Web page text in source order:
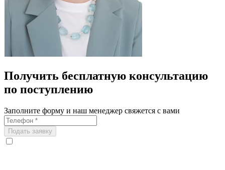
Получить бесплатную консультацию
по поступлению
Заполните форму и наш менеджер свяжется с вами
Подать заявку